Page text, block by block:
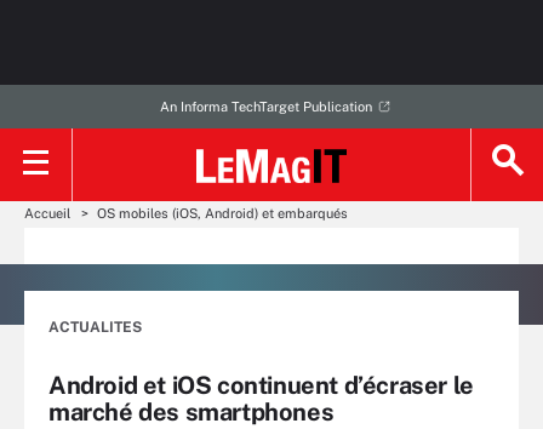
An Informa TechTarget Publication
Accueil OS mobiles (iOS, Android) et embarqués
ACTUALITES
Android et iOS continuent d’écraser le
marché des smartphones